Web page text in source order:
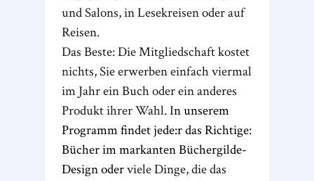
und Salons, in Lesekreisen oder auf
Reisen.
Das Beste: Die Mitgliedschaft kostet
nichts, Sie erwerben einfach viermal
im Jahr ein Buch oder ein anderes
Produkt ihrer Wahl. In unserem
Programm findet jede:r das Richtige:
Bücher im markanten Büchergilde-
Design oderviele Dinge, die das